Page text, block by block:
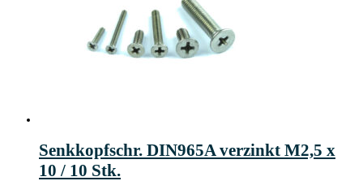
Senkkopfschr. DIN965A verzinkt M2,5 x
10 / 10 Stk.